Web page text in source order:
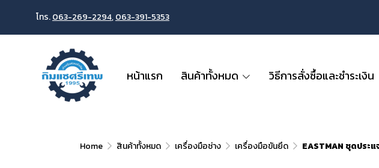
โทร.063-269-2294,063-391-5353
หน้าแรก สินค้าทั้งหมด วิธีการสั่งซื้อและชำระเงิน
Home สินค้าทั้งหมด เครื่องมือช่าง เครื่องมือขันยึด EASTMAN ชุดประแ